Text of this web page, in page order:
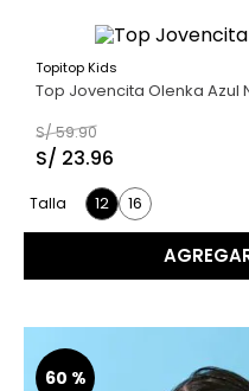
60 %
Topitop Kids
Top Jovencita Olenka Azul
S/59.90
S/ 23.96
Talla 12 16
60 %